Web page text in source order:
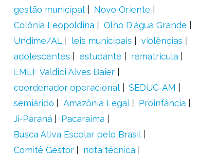
gestão municipal
Novo Oriente
Colônia Leopoldina
Olho D'água Grande
Undime/AL
leis municipais
violências
adolescentes
estudante
rematrícula
EMEF Valdici Alves Baier
coordenador operacional
SEDUC-AM
semiárido
Amazônia Legal
Proinfância
Ji-Paraná
Pacaraima
Busca Ativa Escolar pelo Brasil
Comitê Gestor
nota técnica